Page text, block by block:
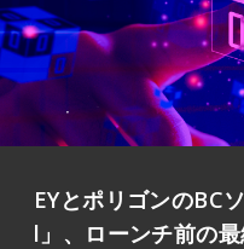
EYとポリゴンのBC
l」、ローンチ前の